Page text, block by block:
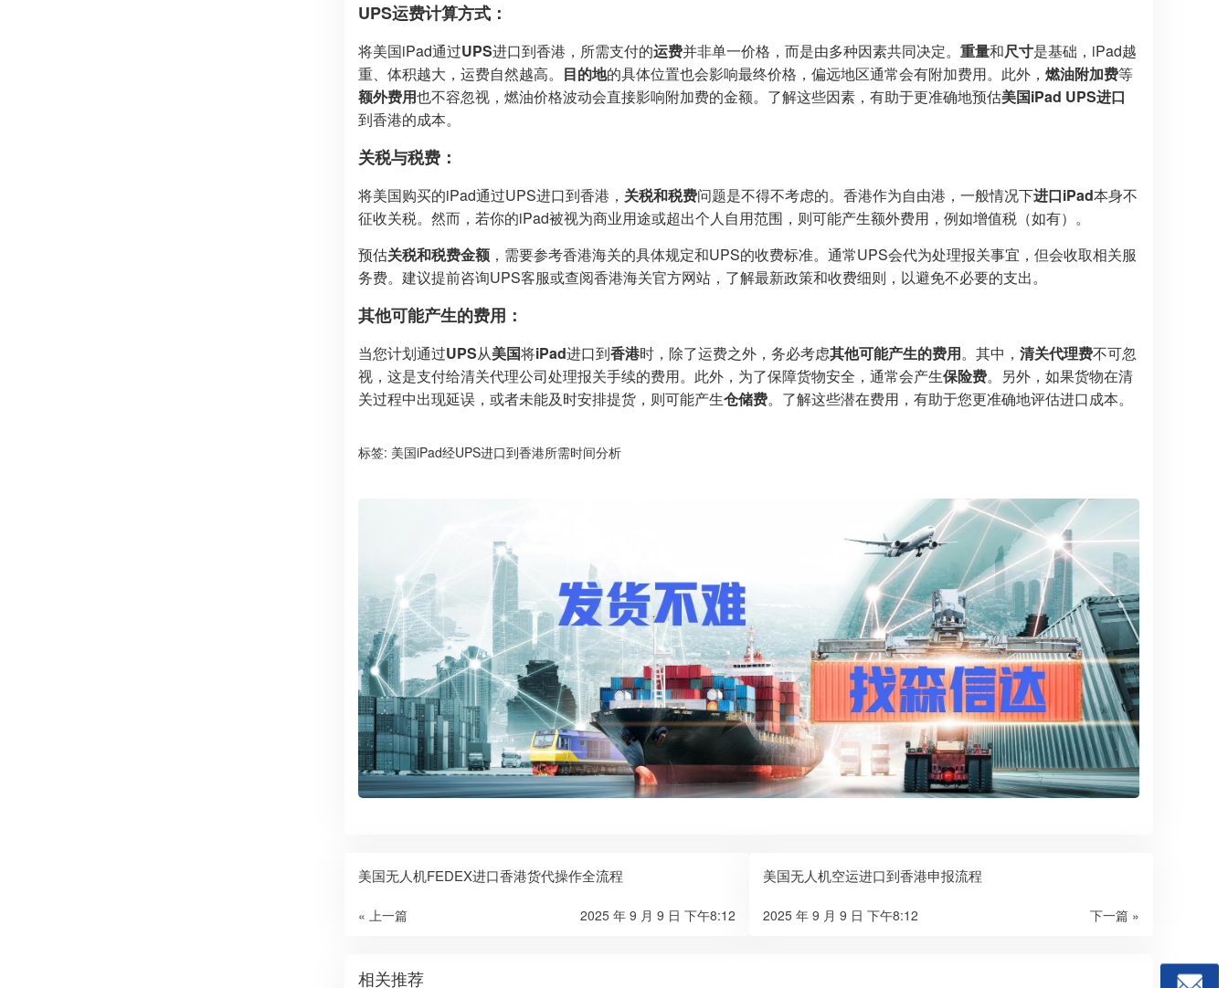
UPS运费计算方式：
将美国iPad通过UPS进口到香港，所需支付的运费并非单一价格，而是由多种因素共同决定。 重量和尺寸是基础，iPad越
重、体积越大，运费自然越高。 目的地的具体位置也会影响最终价格，偏远地区通常会有附加费用。此外， 燃油附加费等
额外费用也不容忽视，燃油价格波动会直接影响附加费的金额。了解这些因素，有助于更准确地预估美国iPad UPS进口
到香港的成本。
关税与税费：
将美国购买的iPad通过UPS进口到香港， 关税和税费问题是不得不考虑的。香港作为自由港，一般情况下进口iPad本身不
征收关税。然而，若你的iPad被视为商业用途或超出个人自用范围，则可能产生额外费用，例如增值税（如有）。
预估关税和税费金额 ，需要参考香港海关的具体规定和UPS的收费标准。通常UPS会代为处理报关事宜，但会收取相关服
务费。建议提前咨询UPS客服或查阅香港海关官方网站，了解最新政策和收费细则，以避免不必要的支出。
其他可能产生的费用：
当您计划通过UPS从美国将iPad进口到香港时，除了运费之外，务必考虑其他可能产生的费用。其中， 清关代理费不可忽
视，这是支付给清关代理公司处理报关手续的费用。此外，为了保障货物安全，通常会产生保险费。另外，如果货物在清
关过程中出现延误，或者未能及时安排提货，则可能产生仓储费。了解这些潜在费用，有助于您更准确地评估进口成本。
标签: 美国iPad经UPS进口到香港所需时间分析
美国无人机FEDEX进口香港货代操作全流程
« 上一篇 2025 年 9 月 9 日 下午8:12
美国无人机空运进口到香港申报流程
下一篇 »
2025 年 9 月 9 日 下午8:12
相关推荐